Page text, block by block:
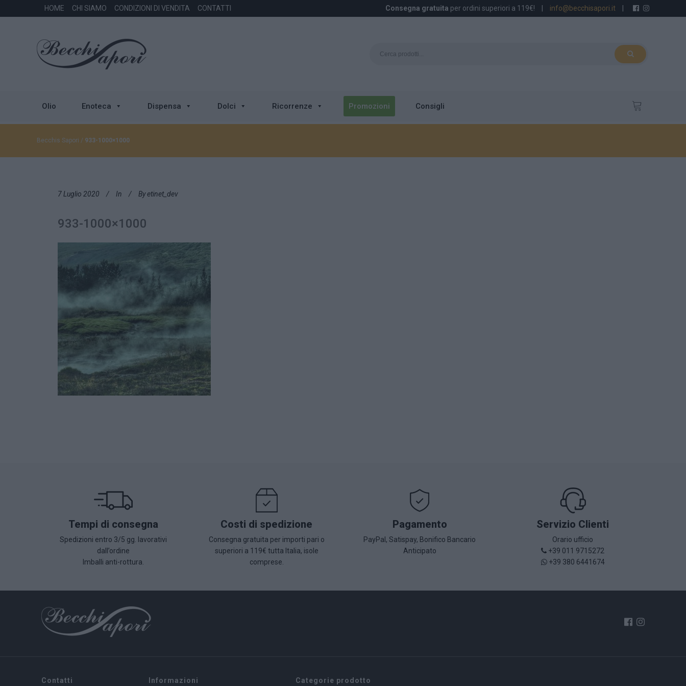
HOME CHI SIAMO CONDIZIONI DI VENDITA CONTATTI Consegna gratuita per ordini superiori a 119€! info@becchisapori.it
Olio Enoteca Dispensa Dolci Ricorrenze Promozioni Consigli
Becchis Sapori / 933-1000×1000
7 Luglio 2020 In Byetinet_dev
933-1000×1000
Tempi di consegna
Spedizioni entro 3/5 gg. lavorativi
dall’ordine
Imballi anti-rottura.
Costi di spedizione
Consegna gratuita per importi pari o
superiori a 119€ tutta Italia, isole
comprese.
Pagamento
PayPal, Satispay, Bonifico Bancario
Anticipato
Servizio Clienti
Orario ufficio
+39 011 9715272
+39 380 6441674
Contatti Informazioni Categorie prodotto